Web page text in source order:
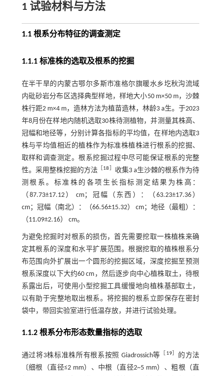
1 试验材料与方法
1.1 根系分布特征的调查测定
1.1.1 标准株的选取及根系的挖掘
在半干旱的内蒙古鄂尔多斯市准格尔旗暖水乡圪秋沟流域
内砒砂岩分布区选择典型样地，样地大小50 m×50 m，沙棘
株行距2 m×4 m，造林方法为植苗造林，林龄3 a生。于2023
年8月份在样地内随机选取30株待测植物，并测量其株高、
冠幅和地径等，分别计算各指标的平均值，在样地内选取3
株与平均值相近的植株作为标准株植株进行根系的挖掘、
取样和调查测定。根系挖掘过程中尽可能保证根系的完整
性。采用整株挖掘的方法 ［18］
收集3 a生沙棘的根系作为待
测根系。标准株的各项生长指标测定结果为株高：
（87.73±17.12） cm；冠幅（东西）：（63.23±17.36）
cm；冠幅（南北）：（66.56±15.32） cm；地径（最粗）：
（11.09±2.16） cm。
为避免挖掘时对根系的损伤，首先需要挖取一株植株来确
定其根系的深度和水平扩展范围。根据挖取的植株根系分
布范围向外扩展出一个圆形的挖掘区域，深度挖掘至预测
根系深度以下大约60 cm，然后逐步向中心植株取土，待根
系露出后，可使用小型挖掘工具缓慢地向植株基部取土，
以有助于完整地取出根系。将挖掘的根系立即保存在密封
袋中，带回实验室进行低温存放，并进行试验处理。
1.1.2 根系分布形态数量指标的选取
通过将3株标准株所有根系按照 Giadrossich等 ［ 19］
的方法
〔细根（直径≤2 mm）、中根（直径2~5 mm）、粗根（直